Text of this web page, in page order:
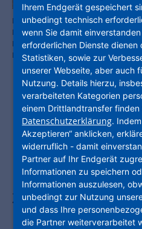
Freuen sich über die Auszeichnung:
Monika Fontaine-Kretschmer
Dr. Alexander Rudolphi (DGNB) und
Neubau). Foto: NHW /
Immobilienprojekt
Heimstätte |
Frankfurt-
Zertifikat in Platin /
Urkunden an NHW-
Ihrem Endgerät gespeichert
unbedingt technisch
wenn Sie damit
erforderlichen Dienste dienen
Statistiken, sowie zur
unserer Webseite, aber auch
Nutzung. Details hierzu,
verarbeiteten Kategorien
einem Drittlandtransfer finden
Datenschutzerklärung.
Akzeptieren“ anklicken,
widerruflich - damit
Partner auf Ihr Endgerät
Informationen zu speichern
Informationen auszulesen,
unbedingt zur Nutzung
und dass Ihre
die Partner weiterverarbeitet